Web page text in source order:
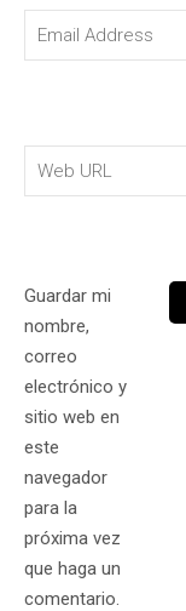
Guardar mi
nombre,
correo
electrónico y
sitio web en
este
navegador
para la
próxima vez
que haga un
comentario.